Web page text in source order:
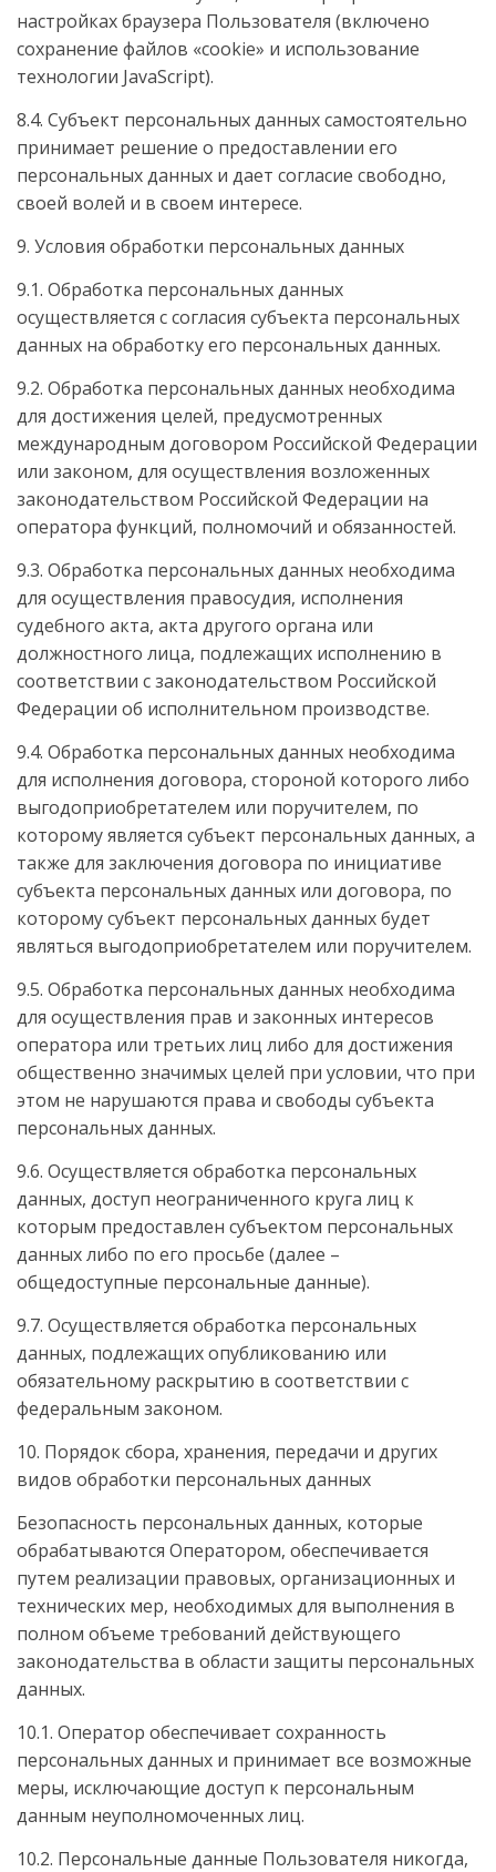
настройках браузера Пользователя (включено
сохранение файлов «cookie» и использование
технологии JavaScript).
8.4. Субъект персональных данных самостоятельно
принимает решение о предоставлении его
персональных данных и дает согласие свободно,
своей волей и в своем интересе.
9. Условия обработки персональных данных
9.1. Обработка персональных данных
осуществляется с согласия субъекта персональных
данных на обработку его персональных данных.
9.2. Обработка персональных данных необходима
для достижения целей, предусмотренных
международным договором Российской Федерации
или законом, для осуществления возложенных
законодательством Российской Федерации на
оператора функций, полномочий и обязанностей.
9.3. Обработка персональных данных необходима
для осуществления правосудия, исполнения
судебного акта, акта другого органа или
должностного лица, подлежащих исполнению в
соответствии с законодательством Российской
Федерации об исполнительном производстве.
9.4. Обработка персональных данных необходима
для исполнения договора, стороной которого либо
выгодоприобретателем или поручителем, по
которому является субъект персональных данных, а
также для заключения договора по инициативе
субъекта персональных данных или договора, по
которому субъект персональных данных будет
являться выгодоприобретателем или поручителем.
9.5. Обработка персональных данных необходима
для осуществления прав и законных интересов
оператора или третьих лиц либо для достижения
общественно значимых целей при условии, что при
этом не нарушаются права и свободы субъекта
персональных данных.
9.6. Осуществляется обработка персональных
данных, доступ неограниченного круга лиц к
которым предоставлен субъектом персональных
данных либо по его просьбе (далее –
общедоступные персональные данные).
9.7. Осуществляется обработка персональных
данных, подлежащих опубликованию или
обязательному раскрытию в соответствии с
федеральным законом.
10. Порядок сбора, хранения, передачи и других
видов обработки персональных данных
Безопасность персональных данных, которые
обрабатываются Оператором, обеспечивается
путем реализации правовых, организационных и
технических мер, необходимых для выполнения в
полном объеме требований действующего
законодательства в области защиты персональных
данных.
10.1. Оператор обеспечивает сохранность
персональных данных и принимает все возможные
меры, исключающие доступ к персональным
данным неуполномоченных лиц.
10.2. Персональные данные Пользователя никогда,